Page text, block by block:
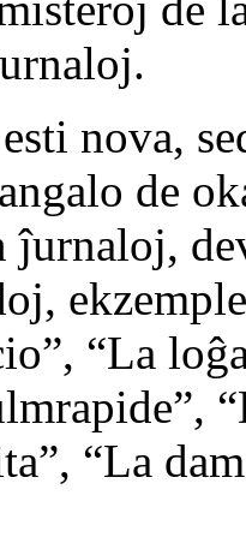
nova,
de
ĵurnaloj,
“La
“La